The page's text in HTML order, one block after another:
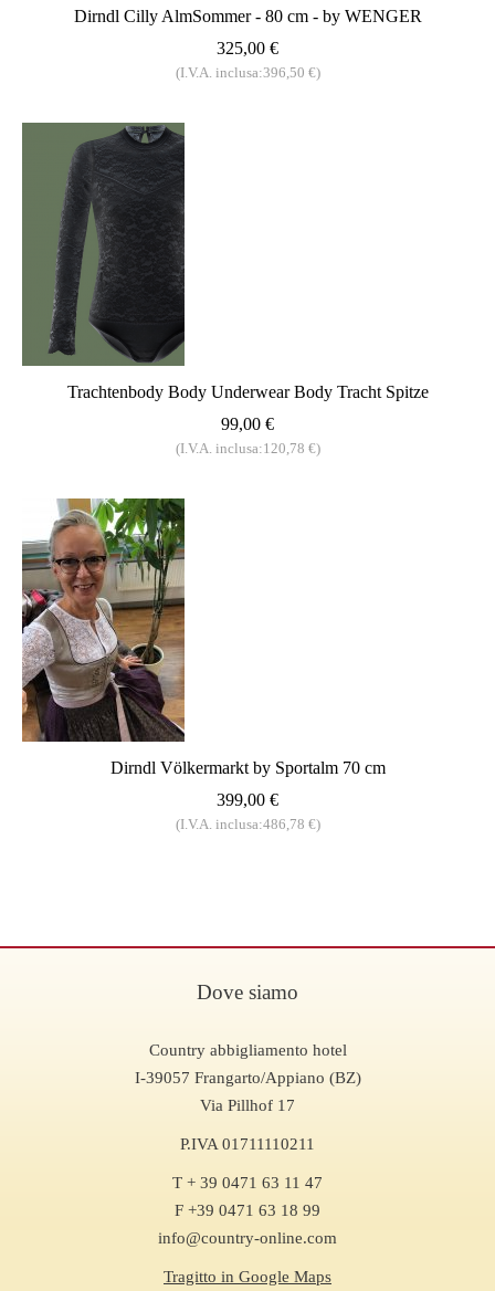
Dirndl Cilly AlmSommer - 80 cm - by WENGER
325,00 €
(I.V.A. inclusa:396,50 €)
Trachtenbody Body Underwear Body Tracht Spitze
99,00 €
(I.V.A. inclusa:120,78 €)
Dirndl Völkermarkt by Sportalm 70 cm
399,00 €
(I.V.A. inclusa:486,78 €)
Dove siamo
Country abbigliamento hotel
I-39057 Frangarto/Appiano (BZ)
Via Pillhof 17
P.IVA 01711110211
T + 39 0471 63 11 47
F +39 0471 63 18 99
info@country-online.com
Tragitto in Google Maps